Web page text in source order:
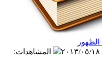
المشاهدات: